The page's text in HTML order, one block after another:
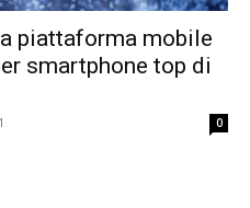
piattaforma mobile
smartphone top di
0